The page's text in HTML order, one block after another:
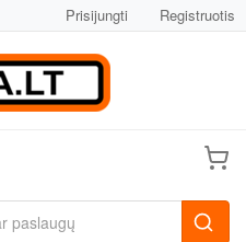
Prisijungti Registruotis